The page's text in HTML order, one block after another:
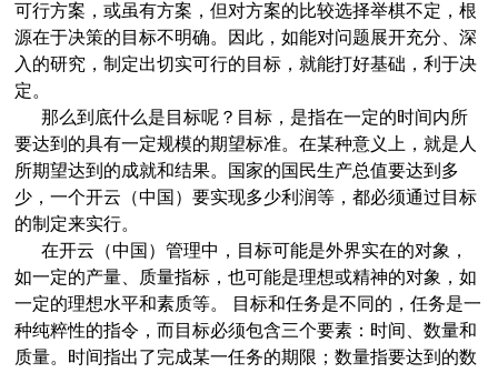
可行方案，或虽有方案，但对方案的比较选择举棋不定，根
源在于决策的目标不明确。因此，如能对问题展开充分、深
入的研究，制定出切实可行的目标，就能打好基础，利于决
定。
那么到底什么是目标呢？目标，是指在一定的时间内所
要达到的具有一定规模的期望标准。在某种意义上，就是人
所期望达到的成就和结果。国家的国民生产总值要达到多
少，一个开云（中国）要实现多少利润等，都必须通过目标
的制定来实行。
在开云（中国）管理中，目标可能是外界实在的对象，
如一定的产量、质量指标，也可能是理想或精神的对象，如
一定的理想水平和素质等。 目标和任务是不同的，任务是一
种纯粹性的指令，而目标必须包含三个要素：时间、数量和
质量。时间指出了完成某一任务的期限；数量指要达到的数